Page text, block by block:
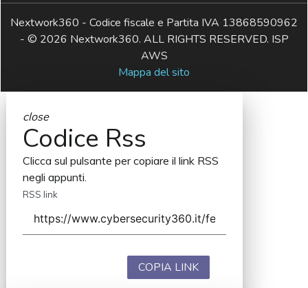
Nextwork360 - Codice fiscale e Partita IVA 13868590962
- © 2026 Nextwork360. ALL RIGHTS RESERVED. ISP
AWS
Mappa del sito
close
Codice Rss
Clicca sul pulsante per copiare il link RSS
negli appunti.
RSS link
COPIA LINK